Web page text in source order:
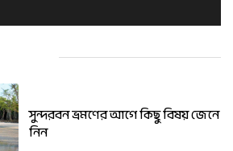
সুন্দরবন ভ্রমণের আগে কিছু বিষয় জেনে
নিন